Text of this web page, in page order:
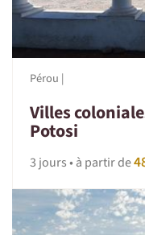
Pérou |
Villes
Potosi
3 jours • à partir de